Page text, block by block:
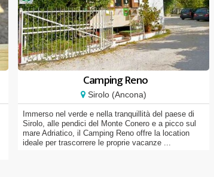
Camping Reno
Sirolo (Ancona)
Immerso nel verde e nella tranquillità del paese di
Sirolo, alle pendici del Monte Conero e a picco sul
mare Adriatico, il Camping Reno offre la location
ideale per trascorrere le proprie vacanze ...